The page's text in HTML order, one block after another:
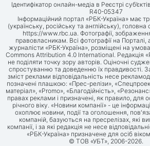
Ідентифікатор онлайн-медіа в Реєстрі
R40-05347
Інформаційний портал «РБК-Україна» має
(українську, російську та англійську), головна
https://www.rbc.ua. Фотографії,
правовласникам. Всі фотографії на Порталі,
журналісти «РБК-Україна», розміщені на
Commons Attribution 4.0 International. Редакція
не поділяти точку зору авторів. Оціночні
спростуванню та доведенню їх правдивості.
зміст реклами відповідальність несе
позначені плашкою: «Прес-релізи»,
матеріал», «Promo», «Благодійність»,
правах реклами і призначені, як правило, для
річного віку. «Новини компанії» - це
охоплює новини, події та оголошення,
компаній, базуються на пресрелізах, які
компанії, і за які редакція не несе
«РБК-Україна» призначене для осіб
© ТОВ «УБТ», 2006-2026.